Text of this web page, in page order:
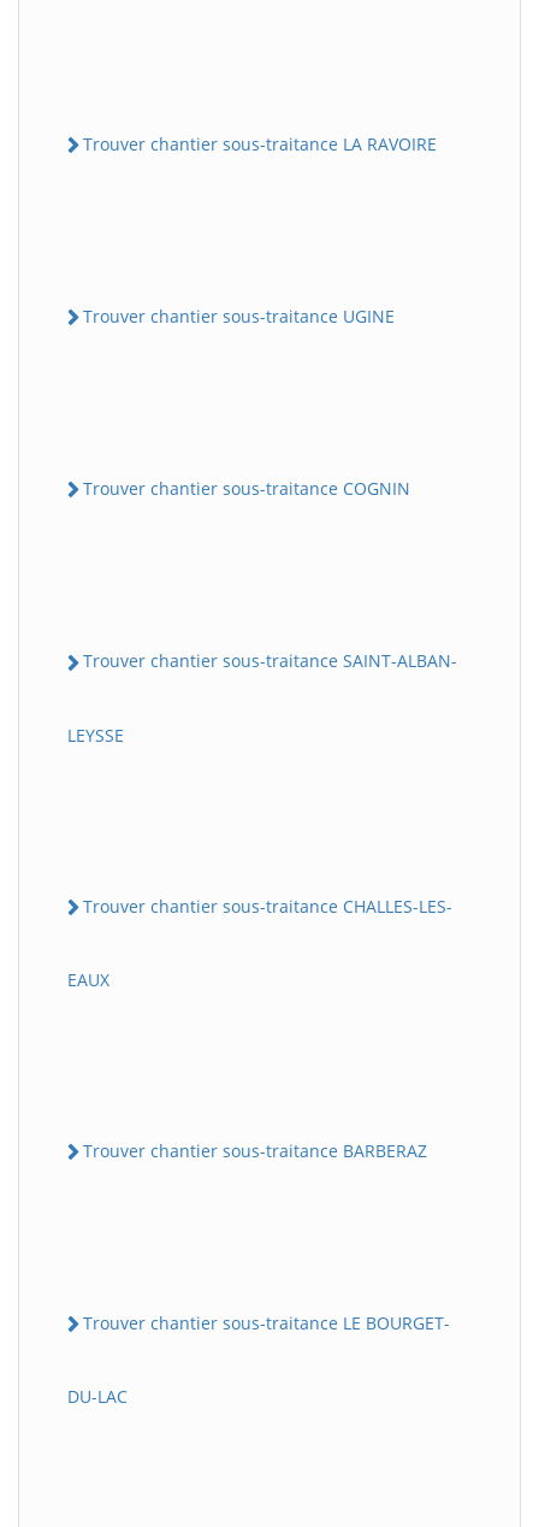
Trouver chantier sous-traitance LA RAVOIRE
Trouver chantier sous-traitance UGINE
Trouver chantier sous-traitance COGNIN
Trouver chantier sous-traitance SAINT-ALBAN-
LEYSSE
Trouver chantier sous-traitance CHALLES-LES-
EAUX
Trouver chantier sous-traitance BARBERAZ
Trouver chantier sous-traitance LE BOURGET-
DU-LAC